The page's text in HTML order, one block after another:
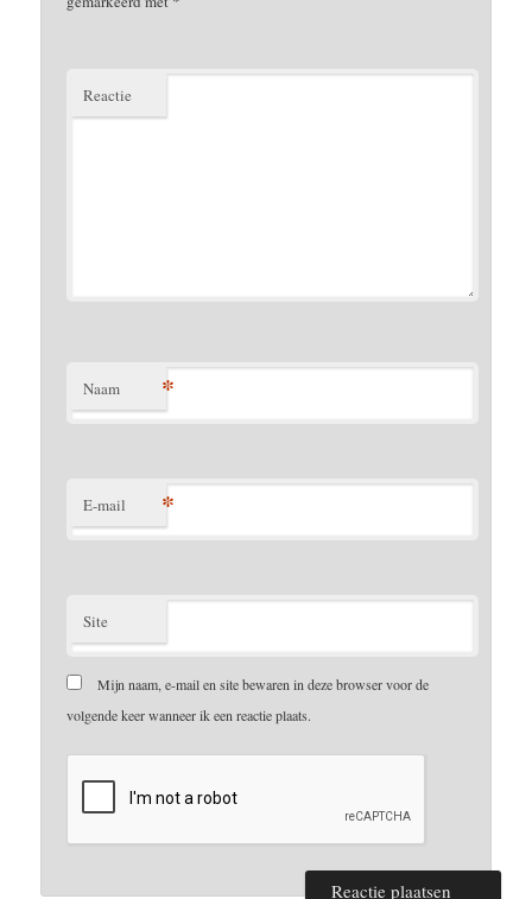
Reactie
Naam *
E-mail *
Site
Mijn naam, e-mail en site bewaren in deze browser voor de
volgende keer wanneer ik een reactie plaats.